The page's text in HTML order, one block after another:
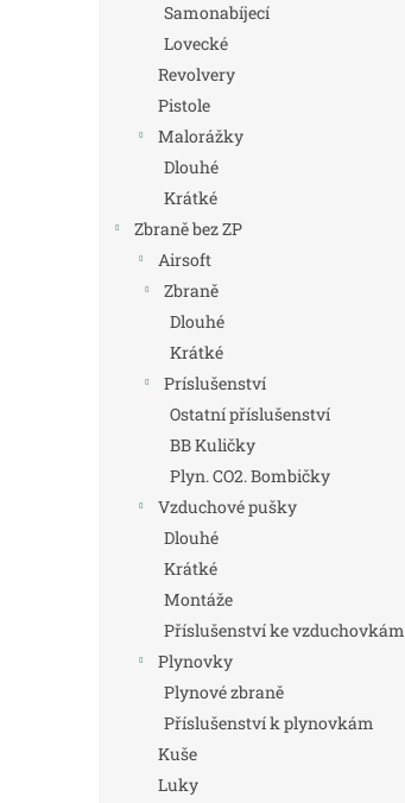
Samonabíjecí
Lovecké
Revolvery
Pistole
Malorážky
Dlouhé
Krátké
Zbraně bez ZP
Airsoft
Zbraně
Dlouhé
Krátké
Príslušenství
Ostatní příslušenství
BB Kuličky
Plyn. CO2. Bombičky
Vzduchové pušky
Dlouhé
Krátké
Montáže
Příslušenství ke vzduchovkám
Plynovky
Plynové zbraně
Příslušenství k plynovkám
Kuše
Luky